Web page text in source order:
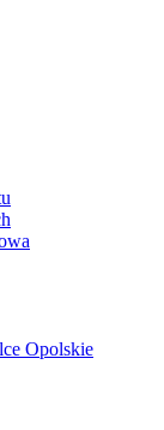
Opolskie